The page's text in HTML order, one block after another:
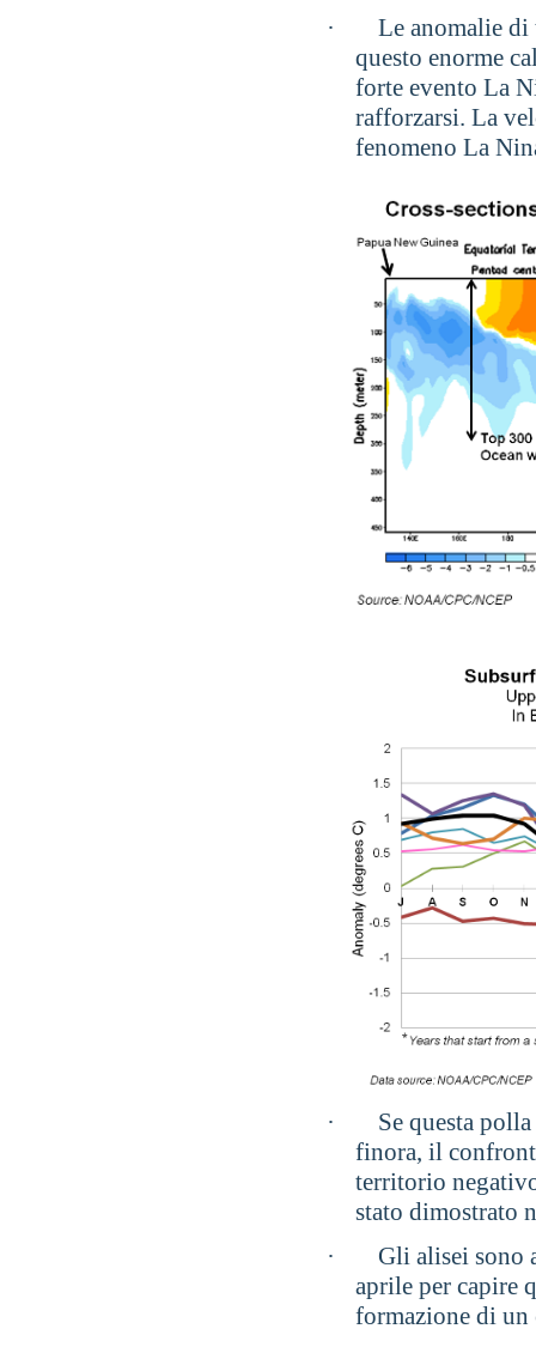
·
Le anomalie di
questo enorme
forte evento La
rafforzarsi. La
fenomeno La
·
Se questa
finora, il
territorio
stato dimostrato
·
Gli alisei sono
aprile per capire
formazione di un